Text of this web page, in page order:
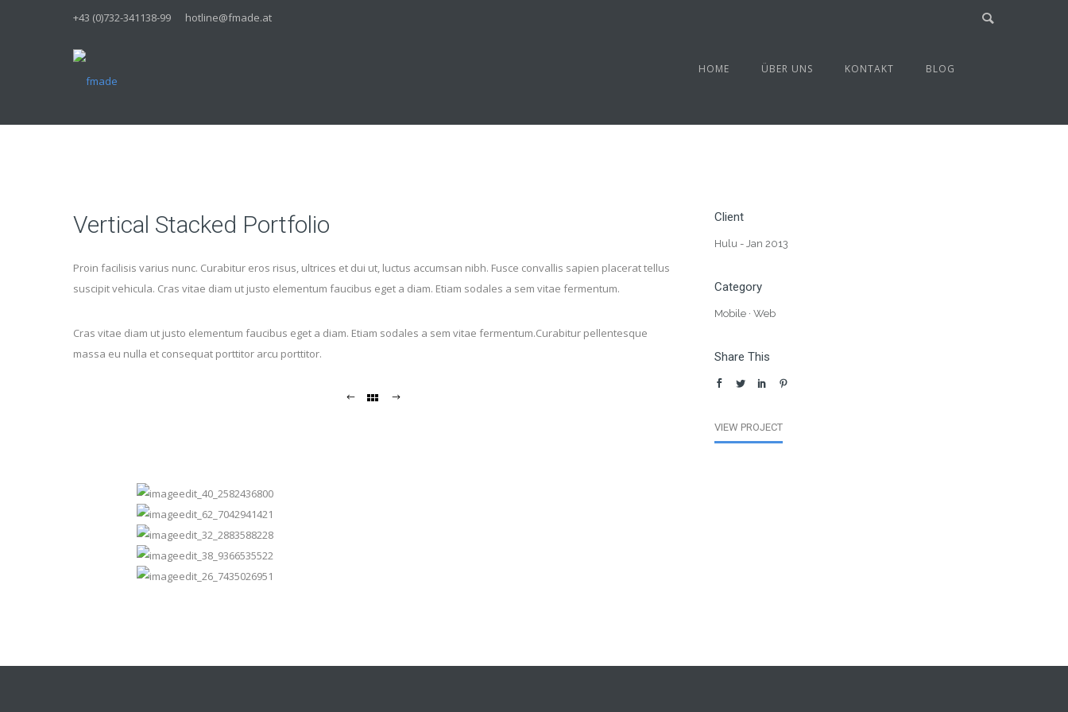
+43 (0)732-341138-99 hotline@fmade.at
HOME ÜBER UNS KONTAKT BLOG
Vertical Stacked Portfolio
Proin facilisis varius nunc. Curabitur eros risus, ultrices et dui ut, luctus accumsan nibh. Fusce convallis sapien placerat tellus
suscipit vehicula. Cras vitae diam ut justo elementum faucibus eget a diam. Etiam sodales a sem vitae fermentum.
Cras vitae diam ut justo elementum faucibus eget a diam. Etiam sodales a sem vitae fermentum.Curabitur pellentesque
massa eu nulla et consequat porttitor arcu porttitor.
Client
Hulu - Jan 2013
Category
Mobile· Web
Share This
VIEW PROJECT